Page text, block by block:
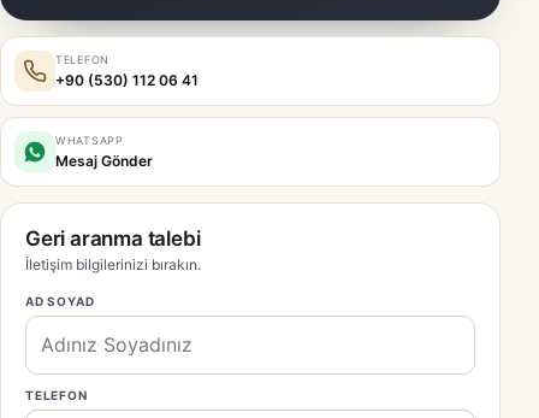
TELEFON
+90 (530) 112 06 41
WHATSAPP
Mesaj Gönder
Geri aranma talebi
İletişim bilgilerinizi bırakın.
AD SOYAD
TELEFON